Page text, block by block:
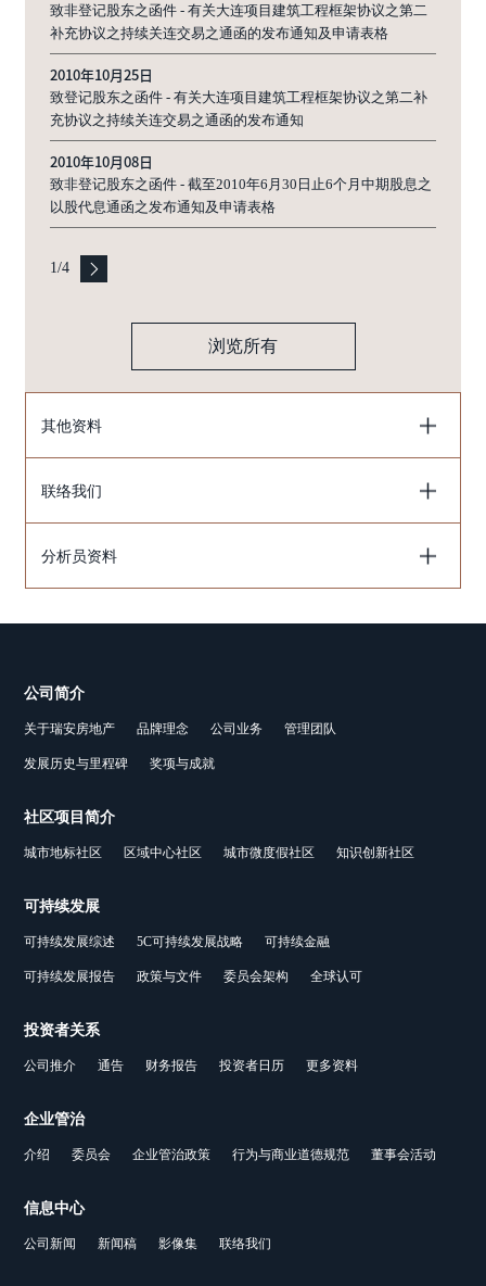
致非登记股东之函件 - 有关大连项目建筑工程框架协议之第二
补充协议之持续关连交易之通函的发布通知及申请表格
2010年10月25日
致登记股东之函件 - 有关大连项目建筑工程框架协议之第二补
充协议之持续关连交易之通函的发布通知
2010年10月08日
致非登记股东之函件 - 截至2010年6月30日止6个月中期股息之
以股代息通函之发布通知及申请表格
1/4
浏览所有
其他资料
联络我们
分析员资料
公司简介
关于瑞安房地产 品牌理念 公司业务 管理团队
发展历史与里程碑 奖项与成就
社区项目简介
城市地标社区 区域中心社区 城市微度假社区 知识创新社区
可持续发展
可持续发展综述 5C可持续发展战略 可持续金融
可持续发展报告 政策与文件 委员会架构 全球认可
投资者关系
公司推介 通告 财务报告 投资者日历 更多资料
企业管治
介绍 委员会 企业管治政策 行为与商业道德规范 董事会活动
信息中心
公司新闻 新闻稿 影像集 联络我们